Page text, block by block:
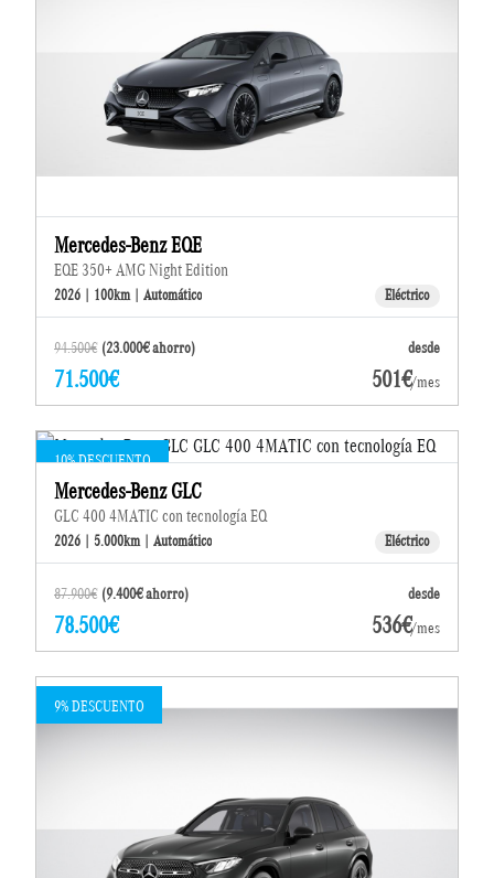
Mercedes-Benz EQE
EQE 350+ AMG Night Edition
2026 | 100km | Automático Eléctrico
94.500€ (23.000€ ahorro) desde
71.500€ 501€/mes
10% DESCUENTO
Mercedes-Benz GLC
GLC 400 4MATIC con tecnología EQ
2026 | 5.000km | Automático Eléctrico
87.900€ (9.400€ ahorro) desde
78.500€ 536€/mes
9% DESCUENTO